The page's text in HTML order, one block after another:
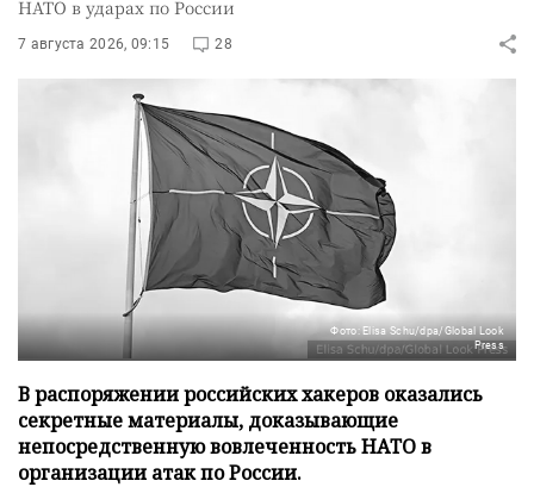
НАТО в ударах по России
7 августа 2026, 09:15 28
Фото: Elisa Schu/dpa/Global Look
Press
В распоряжении российских хакеров оказались
секретные материалы, доказывающие
непосредственную вовлеченность НАТО в
организации атак по России.